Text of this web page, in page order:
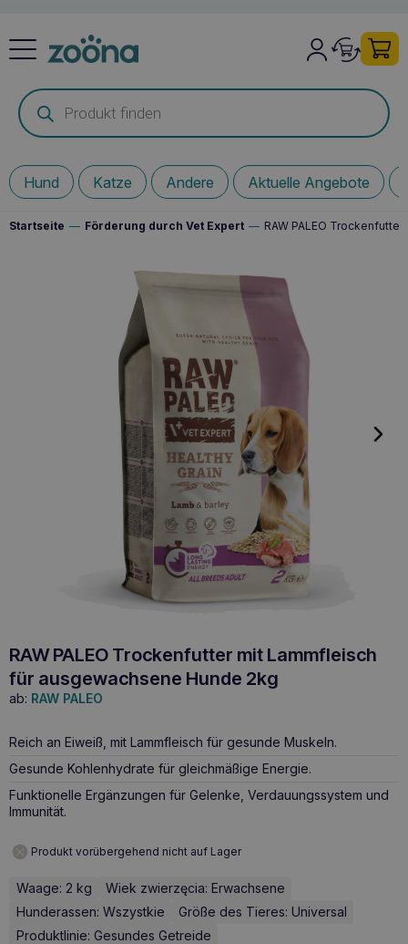
Products
search
Hund Katze Andere Aktuelle Angebote
Startseite — Förderung durch Vet Expert — RAW PALEO
RAW PALEO Trockenfutter mit Lammfleisch
für ausgewachsene Hunde 2kg
ab: RAW PALEO
Reich an Eiweiß, mit Lammfleisch für gesunde Muskeln.
Gesunde Kohlenhydrate für gleichmäßige Energie.
Funktionelle Ergänzungen für Gelenke, Verdauungssystem und
Immunität.
Produkt vorübergehend nicht auf Lager
Waage: 2 kg
Wiek zwierzęcia: Erwachsene
Hunderassen: Wszystkie
Größe des Tieres: Universal
Produktlinie: Gesundes Getreide